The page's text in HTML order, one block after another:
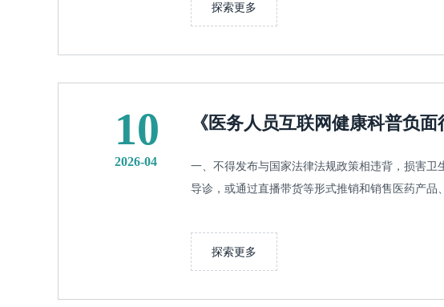
探索更多
10
2026-04
《医务人员互联网健康科普负面
一、不得发布与国家法律法规政策相违背，损害
导诊，或通过直播带货等形式推销和销售医药产品
探索更多